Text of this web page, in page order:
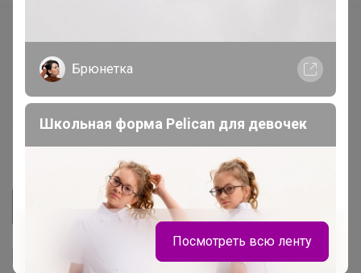
Picabox.ru - Лучшее место для ваших изображений
Розыгрыш - Генератор случайных чисел
Пульс нашего маркетплейса
Укорачиватель ссылок
Брюнетка
Школьная форма Pelican для девочек
Посмотреть всю ленту